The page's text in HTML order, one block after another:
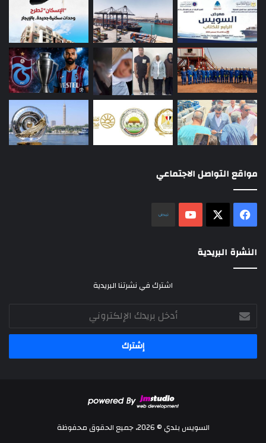
مواقع التواصل الاجتماعي
فيسبوك ‫YouTube
النشرة البريدية
اشترك في نشرتنا البريدية
أدخل
بريدك
الإلكتروني
السويس بلدي © 2026، جميع الحقوق محفوظة